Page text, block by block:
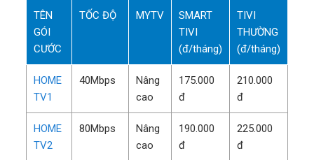
TÊN
GÓI
CƯỚC
TỐC ĐỘ MYTV
SMART
TIVI
(đ/tháng)
TIVI
THƯỜNG
(đ/tháng)
HOME
TV1
40Mbps
Nâng
cao
175.000
đ
210.000
đ
HOME
TV2
80Mbps
Nâng
cao
190.000
đ
225.000
đ